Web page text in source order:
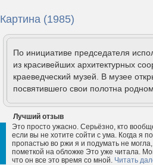
Картина (1985)
По инициативе председателя
из красивейших архитектурных
краеведческий музей. В музее
посвятившего свои полотна
Лучший отзыв
Это просто ужасно. Серьёзно, кто
если вы не хотите сойти с ума. Когда я
пропастью во ржи я и подумать не
пометкой на обложке Это уже читала.
что он все это время со мной. Читать